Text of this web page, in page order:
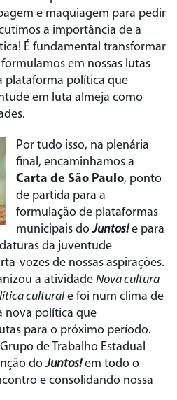
e maquiagem para pedir
a importância de a
É fundamental transformar
em nossas lutas
plataforma política que
em luta almeja como
Por tudo isso, na plenária
final, encaminhamos a
Carta de São Paulo, ponto
de partida para a
formulação de plataformas
municipais doJuntos!e para
da juventude
vozes de nossas aspirações.
a atividade Nova cultura
culturale foi num clima de
nova política que
para o próximo período.
de Trabalho Estadual
doJuntos!em todo o
e consolidando nossa